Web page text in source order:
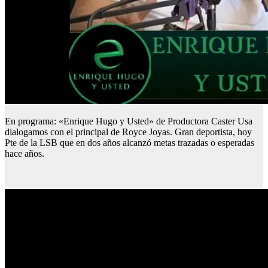
En programa: «Enrique Hugo y Usted» de Productora Caster Usa
dialogamos con el principal de Royce Joyas. Gran deportista, hoy
Pte de la LSB que en dos años alcanzó metas trazadas o esperadas
hace años.